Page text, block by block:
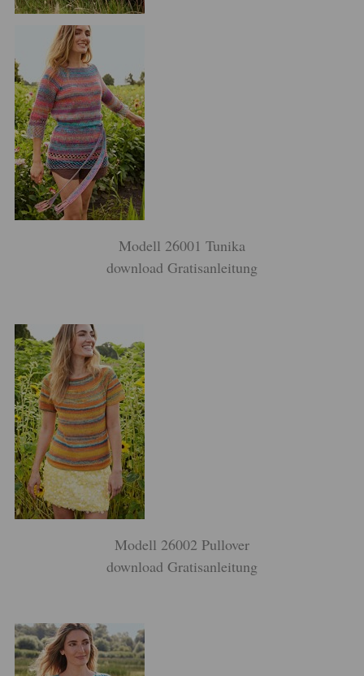
Modell 26001 Tunika
download Gratisanleitung
Modell 26002 Pullover
download Gratisanleitung